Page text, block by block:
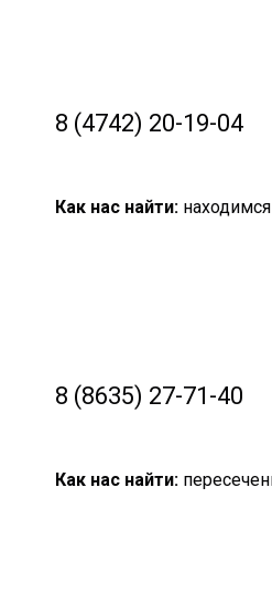
8 (4742) 20-19-04
Как нас найти:
8 (8635) 27-71-40
Как нас найти: